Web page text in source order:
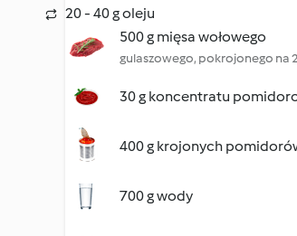
20 - 40 g oleju
500 g mięsa wołowego
gulaszowego, pokrojonego na
30 g koncentratu
400 g krojonych
700 g wody